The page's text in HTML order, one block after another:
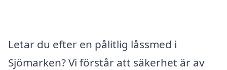
Letar du efter en pålitlig låssmed i
Sjömarken? Vi förstår att säkerhet är av